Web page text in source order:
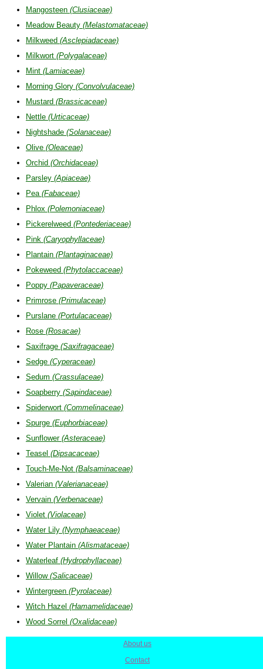
Mangosteen (Clusiaceae)
Meadow Beauty (Melastomataceae)
Milkweed (Asclepiadaceae)
Milkwort (Polygalaceae)
Mint (Lamiaceae)
Morning Glory (Convolvulaceae)
Mustard (Brassicaceae)
Nettle (Urticaceae)
Nightshade (Solanaceae)
Olive (Oleaceae)
Orchid (Orchidaceae)
Parsley (Apiaceae)
Pea (Fabaceae)
Phlox (Polemoniaceae)
Pickerelweed (Pontederiaceae)
Pink (Caryophyllaceae)
Plantain (Plantaginaceae)
Pokeweed (Phytolaccaceae)
Poppy (Papaveraceae)
Primrose (Primulaceae)
Purslane (Portulacaceae)
Rose (Rosacae)
Saxifrage (Saxifragaceae)
Sedge (Cyperaceae)
Sedum (Crassulaceae)
Soapberry (Sapindaceae)
Spiderwort (Commelinaceae)
Spurge (Euphorbiaceae)
Sunflower (Asteraceae)
Teasel (Dipsacaceae)
Touch-Me-Not (Balsaminaceae)
Valerian (Valerianaceae)
Vervain (Verbenaceae)
Violet (Violaceae)
Water Lily (Nymphaeaceae)
Water Plantain (Alismataceae)
Waterleaf (Hydrophyllaceae)
Willow (Salicaceae)
Wintergreen (Pyrolaceae)
Witch Hazel (Hamamelidaceae)
Wood Sorrel (Oxalidaceae)
About us
Contact